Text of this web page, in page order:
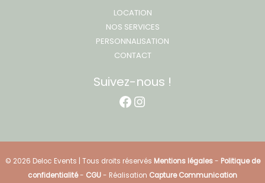
LOCATION
NOS SERVICES
PERSONNALISATION
CONTACT
Suivez-nous !
Facebook
Instagram
© 2026 Deloc Events | Tous droits réservés Mentions légales- Politique de
confidentialité- CGU- Réalisation Capture Communication